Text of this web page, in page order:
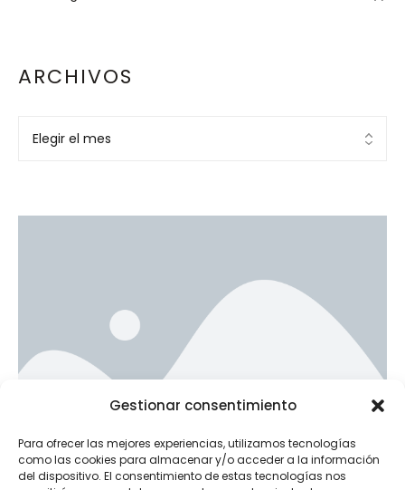
Gestionar consentimiento
Para ofrecer las mejores experiencias, utilizamos tecnologías
como las cookies para almacenar y/o acceder a la información
del dispositivo. El consentimiento de estas tecnologías nos
ARCHIVOS
Ad Banner